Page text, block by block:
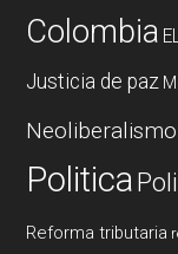
Colombia
Justicia de paz
Neoliberalismo
Politica
Reforma tributaria